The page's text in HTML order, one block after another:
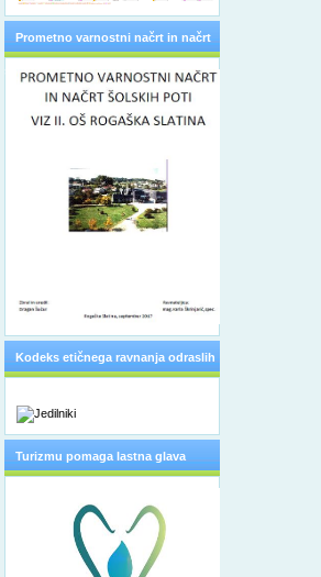
Prometno varnostni načrt in načrt
šolskih poti
Kodeks etičnega ravnanja odraslih
Turizmu pomaga lastna glava